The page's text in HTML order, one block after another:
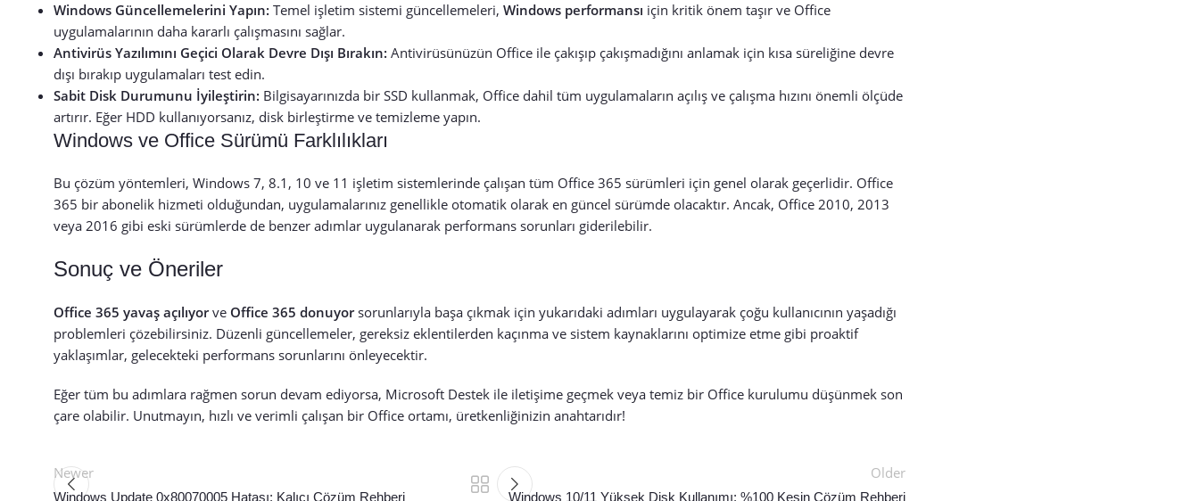
Windows Güncellemelerini Yapın: Temel işletim sistemi güncellemeleri, Windows performansı için kritik önem taşır ve Office
uygulamalarının daha kararlı çalışmasını sağlar.
Antivirüs Yazılımını Geçici Olarak Devre Dışı Bırakın: Antivirüsünüzün Office ile çakışıp çakışmadığını anlamak için kısa süreliğine devre
dışı bırakıp uygulamaları test edin.
Sabit Disk Durumunu İyileştirin: Bilgisayarınızda bir SSD kullanmak, Office dahil tüm uygulamaların açılış ve çalışma hızını önemli ölçüde
artırır. Eğer HDD kullanıyorsanız, disk birleştirme ve temizleme yapın.
Windows ve Office Sürümü Farklılıkları
Bu çözüm yöntemleri, Windows 7, 8.1, 10 ve 11 işletim sistemlerinde çalışan tüm Office 365 sürümleri için genel olarak geçerlidir. Office
365 bir abonelik hizmeti olduğundan, uygulamalarınız genellikle otomatik olarak en güncel sürümde olacaktır. Ancak, Office 2010, 2013
veya 2016 gibi eski sürümlerde de benzer adımlar uygulanarak performans sorunları giderilebilir.
Sonuç ve Öneriler
Office 365 yavaş açılıyorve Office 365 donuyorsorunlarıyla başa çıkmak için yukarıdaki adımları uygulayarak çoğu kullanıcının yaşadığı
problemleri çözebilirsiniz. Düzenli güncellemeler, gereksiz eklentilerden kaçınma ve sistem kaynaklarını optimize etme gibi proaktif
yaklaşımlar, gelecekteki performans sorunlarını önleyecektir.
Eğer tüm bu adımlara rağmen sorun devam ediyorsa, Microsoft Destek ile iletişime geçmek veya temiz bir Office kurulumu düşünmek son
çare olabilir. Unutmayın, hızlı ve verimli çalışan bir Office ortamı, üretkenliğinizin anahtarıdır!
Newer
Windows Update 0x80070005 Hatası: Kalıcı Çözüm Rehberi
Older
Windows 10/11 Yüksek Disk Kullanımı: %100 Kesin Çözüm Rehberi